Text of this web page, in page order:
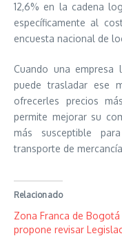
12,6% en la cadena
específicamente al
encuesta nacional de
Cuando una empresa
puede trasladar ese
ofrecerles precios
permite mejorar su
más susceptible
transporte de
Relacionado
Zona Franca de Bogotá
propone revisar